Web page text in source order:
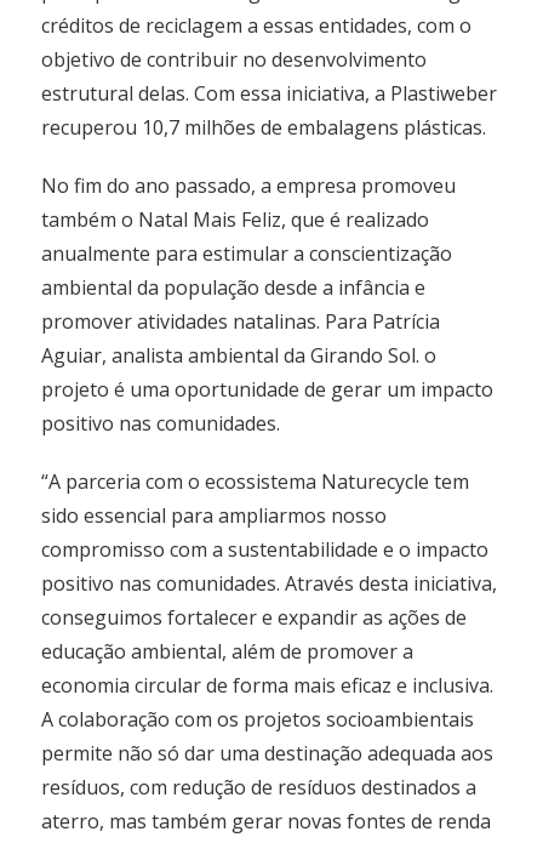
créditos de reciclagem a essas entidades, com o
objetivo de contribuir no desenvolvimento
estrutural delas. Com essa iniciativa, a Plastiweber
recuperou 10,7 milhões de embalagens plásticas.
No fim do ano passado, a empresa promoveu
também o Natal Mais Feliz, que é realizado
anualmente para estimular a conscientização
ambiental da população desde a infância e
promover atividades natalinas. Para Patrícia
Aguiar, analista ambiental da Girando Sol. o
projeto é uma oportunidade de gerar um impacto
positivo nas comunidades.
“A parceria com o ecossistema Naturecycle tem
sido essencial para ampliarmos nosso
compromisso com a sustentabilidade e o impacto
positivo nas comunidades. Através desta iniciativa,
conseguimos fortalecer e expandir as ações de
educação ambiental, além de promover a
economia circular de forma mais eficaz e inclusiva.
A colaboração com os projetos socioambientais
permite não só dar uma destinação adequada aos
resíduos, com redução de resíduos destinados a
aterro, mas também gerar novas fontes de renda